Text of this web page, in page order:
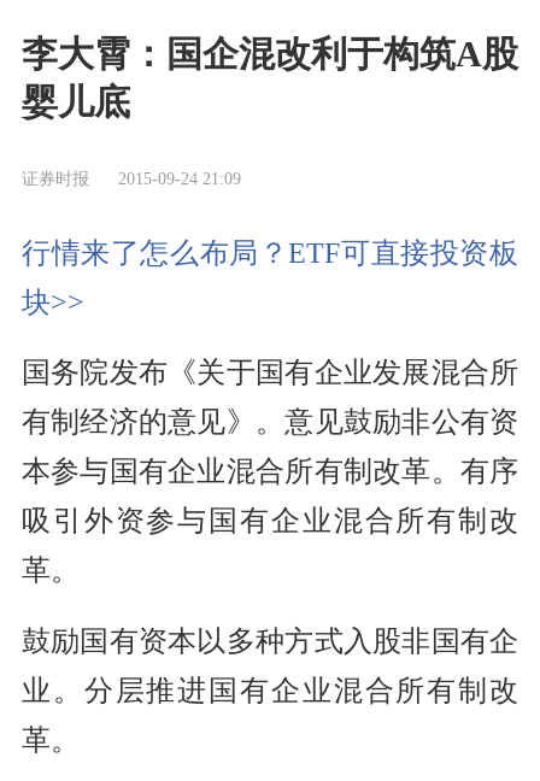
李大霄：国企混改利于构筑A股
婴儿底
证券时报 2015-09-24 21:09
行情来了怎么布局？ETF可直接投资板
块>>
国务院发布《关于国有企业发展混合所
有制经济的意见》。意见鼓励非公有资
本参与国有企业混合所有制改革。有序
吸引外资参与国有企业混合所有制改
革。
鼓励国有资本以多种方式入股非国有企
业。分层推进国有企业混合所有制改
革。